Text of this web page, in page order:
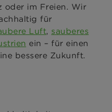
oder im Freien. Wir
für
Luft, sauberes
ein – für einen
bessere Zukunft.